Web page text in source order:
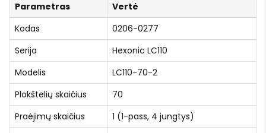
Parametras
Vertė
Kodas
0206-0277
Serija
Hexonic LC110
Modelis
LC110-70-2
Plokštelių skaičius
70
Praėjimų skaičius
1 (1-pass, 4 jungtys)